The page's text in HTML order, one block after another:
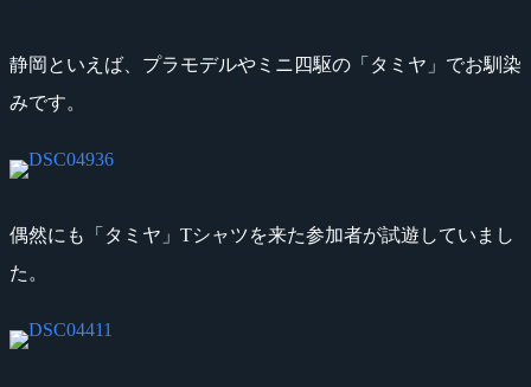
静岡といえば、プラモデルやミニ四駆の「タミヤ」でお馴染
みです。
偶然にも「タミヤ」Tシャツを来た参加者が試遊していまし
た。